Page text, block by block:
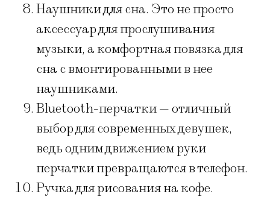
Наушники для сна. Это не просто
аксессуар для прослушивания
музыки, а комфортная повязка для
сна с вмонтированными в нее
наушниками.
Bluetooth-перчатки — отличный
выбор для современных девушек,
ведь одним движением руки
перчатки превращаются в телефон.
Ручка для рисования на кофе.